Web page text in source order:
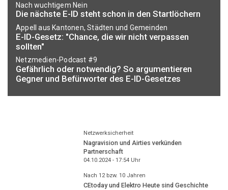
Nach wuchtigem Nein
Die nächste E-ID steht schon in den Startlöchern
Appell aus Kantonen, Städten und Gemeinden
E-ID-Gesetz: "Chance, die wir nicht verpassen
sollten"
Netzmedien-Podcast #9
Gefährlich oder notwendig? So argumentieren
Gegner und Befürworter des E-ID-Gesetzes
Netzwerksicherheit
Nagravision und Airties verkünden
Partnerschaft
04.10.2024 - 17:54Uhr
Nach 12 bzw. 10 Jahren
CEtoday und Elektro Heute sind Geschichte